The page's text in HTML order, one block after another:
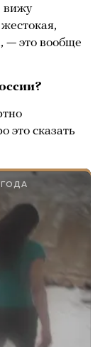
вижу
— это вообще
это сказать